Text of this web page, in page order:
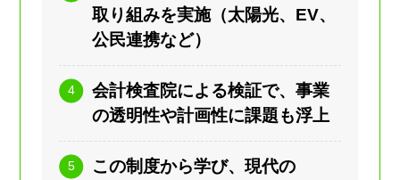
取り組みを実施（太陽光、EV、
公民連携など）
会計検査院による検証で、事業
の透明性や計画性に課題も浮上
この制度から学び、現代の